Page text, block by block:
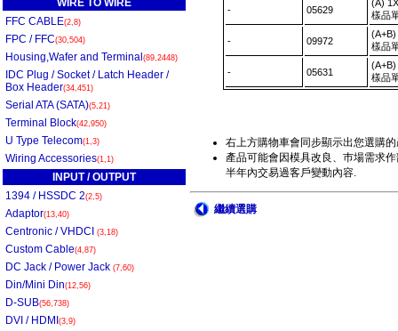
WIRE TO WIRE
FFC CABLE(2,8)
FPC / FFC(30,504)
Housing,Wafer and Terminal (89,2448)
IDC Plug / Socket / Latch Header /
Box Header(34,451)
Serial ATA (SATA)(5,21)
Terminal Block(42,950)
U Type Telecom(1,3)
Wiring Accessories(1,1)
INPUT / OUTPUT
1394 / HSSDC 2(2,5)
Adaptor(13,40)
Centronic / VHDCI (3,18)
Custom Cable(4,87)
DC Jack / Power Jack (7,60)
Din/Mini Din(12,56)
D-SUB(56,738)
DVI / HDMI (3,9)
- 05629
(A)
樣品
- 09972
(A+B)
樣品
- 05631
樣品
右上方購物車會同步顯示出您選購
產品可能會因模具改良、巿場需求
半年內交易過客戶變動內容.
繼續選購